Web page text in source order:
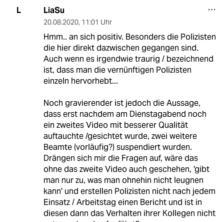
L LiaSu
20.08.2020, 11:01 Uhr
Hmm.. an sich positiv. Besonders die Polizisten
die hier direkt dazwischen gegangen sind.
Auch wenn es irgendwie traurig / bezeichnend
ist, dass man die vernünftigen Polizisten
einzeln hervorhebt...
Noch gravierender ist jedoch die Aussage,
dass erst nachdem am Dienstagabend noch
ein zweites Video mit besserer Qualität
auftauchte /gesichtet wurde, zwei weitere
Beamte (vorläufig?) suspendiert wurden.
Drängen sich mir die Fragen auf, wäre das
ohne das zweite Video auch geschehen, 'gibt
man nur zu, was man ohnehin nicht leugnen
kann' und erstellen Polizisten nicht nach jedem
Einsatz / Arbeitstag einen Bericht und ist in
diesen dann das Verhalten ihrer Kollegen nicht